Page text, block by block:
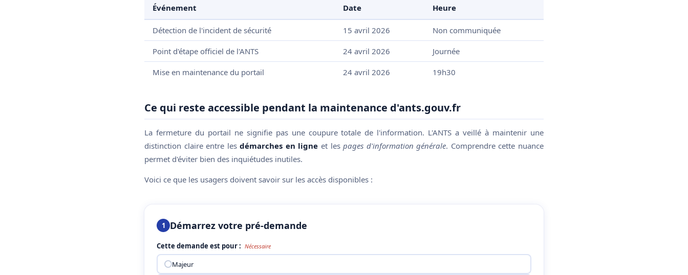
Événement Date Heure
Détection de l'incident de sécurité 15 avril 2026 Non communiquée
Point d'étape officiel de l'ANTS 24 avril 2026 Journée
Mise en maintenance du portail 24 avril 2026 19h30
Ce qui reste accessible pendant la maintenance d'ants.gouv.fr
La fermeture du portail ne signifie pas une coupure totale de l'information. L'ANTS a veillé à maintenir une
distinction claire entre lesdémarches en ligne et lespages d'information générale. Comprendre cette nuance
permet d'éviter bien des inquiétudes inutiles.
Voici ce que les usagers doivent savoir sur les accès disponibles :
1 Démarrez votre pré-demande
Cette demande est pour : Nécessaire
Majeur